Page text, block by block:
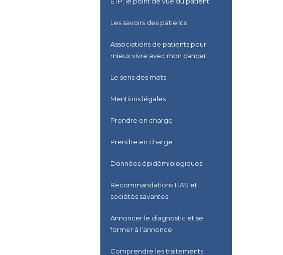
Les savoirs des patients
Associations de patients pour
mieux vivre avec mon cancer
Le sens des mots
Mentions légales
Prendre en charge
Prendre en charge
Données épidémiologiques
Recommandations HAS et
sociétés savantes
Annoncer le diagnostic et se
former à l’annonce
Comprendre les traitements